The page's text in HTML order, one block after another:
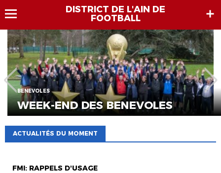
DISTRICT DE L'AIN DE
FOOTBALL
BENEVOLES
WEEK-END DES BENEVOLES
ACTUALITÉS DU MOMENT
FMI: RAPPELS D'USAGE